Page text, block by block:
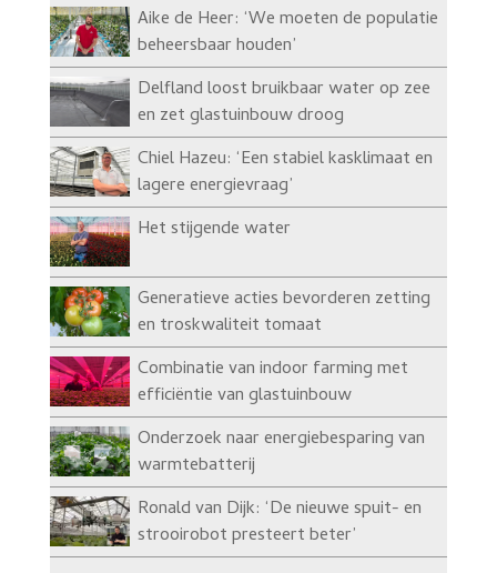
Aike de Heer: ‘We moeten de populatie
beheersbaar houden’
Delfland loost bruikbaar water op zee
en zet glastuinbouw droog
Chiel Hazeu: ‘Een stabiel kasklimaat en
lagere energievraag’
Het stijgende water
Generatieve acties bevorderen zetting
en troskwaliteit tomaat
Combinatie van indoor farming met
efficiëntie van glastuinbouw
Onderzoek naar energiebesparing van
warmtebatterij
Ronald van Dijk: ‘De nieuwe spuit- en
strooirobot presteert beter’